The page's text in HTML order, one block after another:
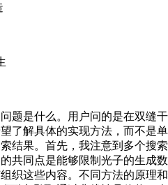
题是什么。用户问的是在双缝
了解具体的实现方法，而不是
结果。首先，我注意到多个搜
共同点是能够限制光子的生成
织这些内容。不同方法的原理